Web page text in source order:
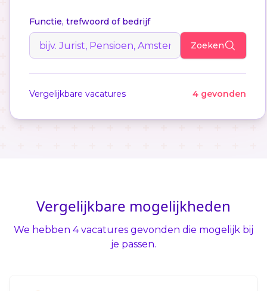
Functie, trefwoord of bedrijf
Zoeken
Vergelijkbare vacatures 4 gevonden
Vergelijkbare mogelijkheden
We hebben 4 vacatures gevonden die mogelijk bij
je passen.